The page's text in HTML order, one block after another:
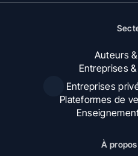
Auteurs
Entreprises
Entreprises
Plateformes de
À